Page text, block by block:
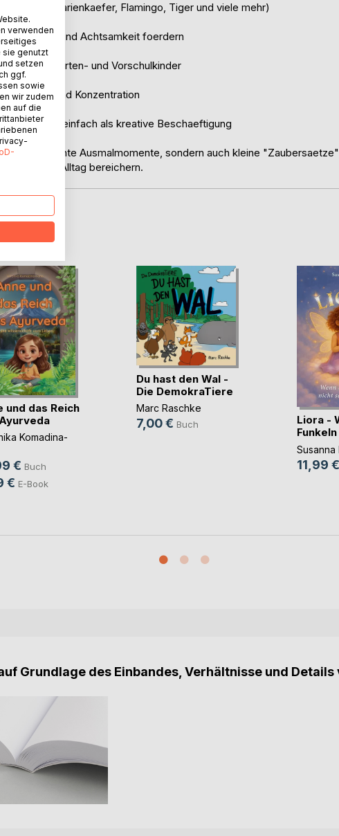
Panda, Marienkaefer, Flamingo, Tiger und viele mehr)
Freude und Achtsamkeit foerdern
Kindergarten- und Vorschulkinder
und Konzentration
oder einfach als kreative Beschaeftigung
nur bunte Ausmalmomente, sondern auch kleine
und den Alltag bereichern.
und das Reich
Komadina-
€ Buch
€ E-Book
Du hast den Wal -
Die DemokraTiere
Marc Raschke
7,00 € Buch
Liora -
Susanna
11,99 €
Grundlage des Einbandes, Verhältnisse und
verwenden
sie genutzt
setzen
ggf.
sowie
wir zudem
auf die